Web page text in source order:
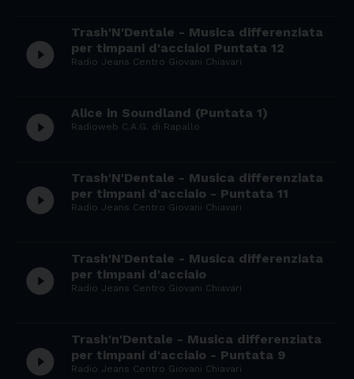
play_circle_filled
Trash'N'Dentale - Musica differenziata
per timpani d'acciaio! Puntata 12
Radio Jeans Centro Giovani Chiavari
play_circle_filled Alice in Soundland (Puntata 1)
Radioweb C.A.G. di Rapallo
play_circle_filled
Trash'N'Dentale - Musica differenziata
per timpani d'acciaio - Puntata 11
Radio Jeans Centro Giovani Chiavari
play_circle_filled
Trash'N'Dentale - Musica differenziata
per timpani d'acciaio
Radio Jeans Centro Giovani Chiavari
play_circle_filled
Trash'n'Dentale - Musica differenziata
per timpani d'acciaio - Puntata 9
Radio Jeans Centro Giovani Chiavari